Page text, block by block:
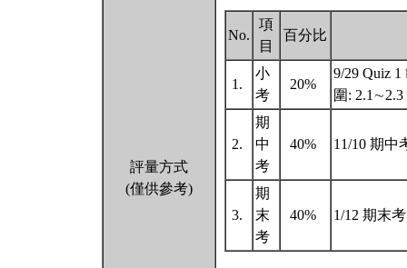
評量方式
(僅供參考)
No.
項
目
百分比
1.
小
考
20%
9/29 Quiz
圍:
2.
期
中
考
40% 11/10 期中
3.
期
末
考
40% 1/12 期末